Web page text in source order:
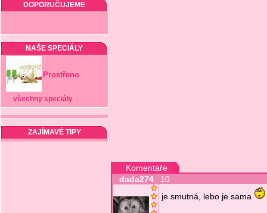
DOPORUČUJEME
NAŠE SPECIÁLY
Prostřeno
všechny speciály
ZAJÍMAVÉ TIPY
Komentáře
dada274
10
je smutná, lebo je sama